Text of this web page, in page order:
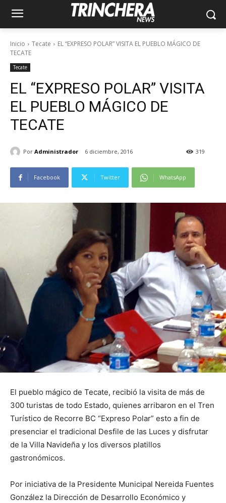
Inicio Tecate
EL “EXPRESO POLAR” VISITA EL PUEBLO MÁGICO DE
TECATE
Tecate
EL “EXPRESO POLAR” VISITA
EL PUEBLO MÁGICO DE
TECATE
Por Administrador 6 diciembre, 2016 319
Facebook Twitter WhatsApp
El pueblo mágico de Tecate, recibió la visita de más de
300 turistas de todo Estado, quienes arribaron en el Tren
Turístico de Recorre BC “Expreso Polar” esto a fin de
presenciar el tradicional Desfile de las Luces y disfrutar
de la Villa Navideña y los diversos platillos
gastronómicos.
Por iniciativa de la Presidente Municipal Nereida Fuentes
González la Dirección de Desarrollo Económico y